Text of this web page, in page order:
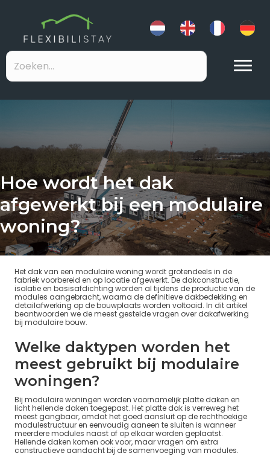
Hoe wordt het dak
afgewerkt bij een modulaire
woning?
Het dak van een modulaire woning wordt grotendeels in de
fabriek voorbereid en op locatie afgewerkt. De dakconstructie,
isolatie en basisafdichting worden al tijdens de productie van de
modules aangebracht, waarna de definitieve dakbedekking en
detailafwerking op de bouwplaats worden voltooid. In dit artikel
beantwoorden we de meest gestelde vragen over dakafwerking
bij modulaire bouw.
Welke daktypen worden het
meest gebruikt bij modulaire
woningen?
Bij modulaire woningen worden voornamelijk platte daken en
licht hellende daken toegepast. Het platte dak is verreweg het
meest gangbaar, omdat het goed aansluit op de rechthoekige
modulestructuur en eenvoudig aaneen te sluiten is wanneer
meerdere modules naast of op elkaar worden geplaatst.
Hellende daken komen ook voor, maar vragen om extra
constructieve aandacht bij de samenvoeging van modules.